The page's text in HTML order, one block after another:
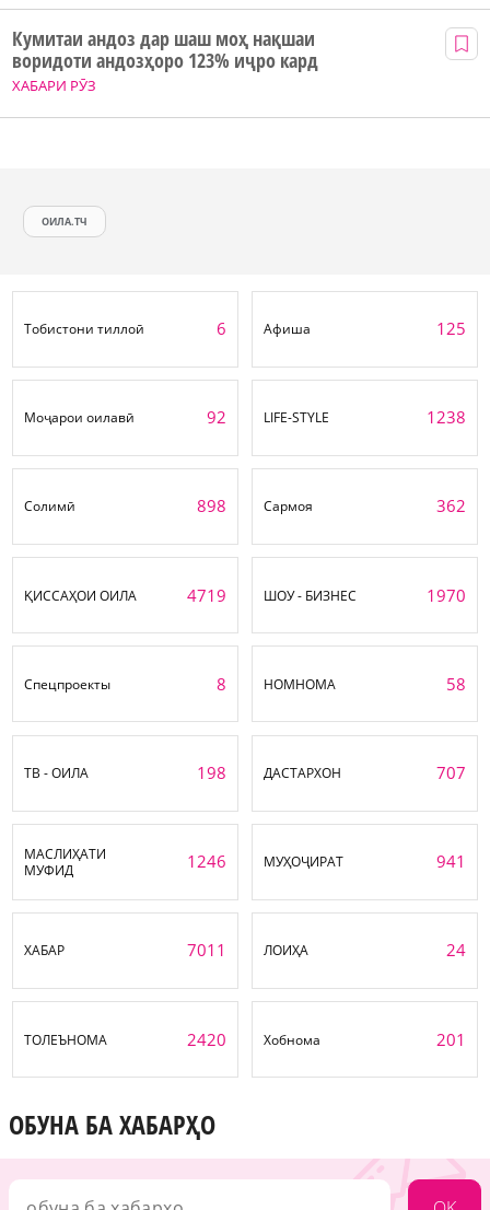
ХАБАРИ РӮЗ
Кумитаи андоз дар шаш моҳ нақшаи
воридоти андозҳоро 123% иҷро кард
ОИЛА.ТЧ
Тобистони тиллоӣ 6 Афиша 125
Моҷарои оилавӣ 92 LIFE-STYLE 1238
Солимӣ 898 Сармоя 362
ҚИССАҲОИ ОИЛА 4719 ШОУ - БИЗНЕС 1970
Спецпроекты 8 НОМНОМА 58
ТВ - ОИЛА 198 ДАСТАРХОН 707
МАСЛИҲАТИ
МУФИД
1246 МУҲОҶИРАТ 941
ХАБАР 7011 ЛОИҲА 24
ТОЛЕЪНОМА 2420 Хобнома 201
ОБУНА БА ХАБАРҲО